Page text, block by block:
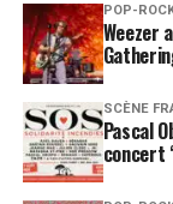
POP-
Weezer
SCÈNE
Pascal
concert